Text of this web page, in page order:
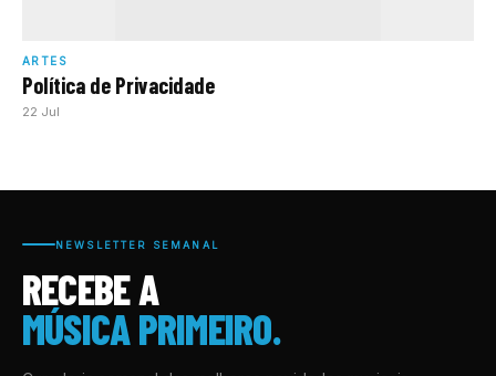
ARTES
Política de Privacidade
22 Jul
NEWSLETTER SEMANAL
RECEBE A
MÚSICA PRIMEIRO.